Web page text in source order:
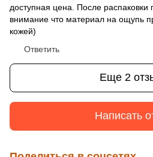
доступная цена. После распаковки
внимание что материал на ощупь
кожей)
Ответить
Еще 2
Написать